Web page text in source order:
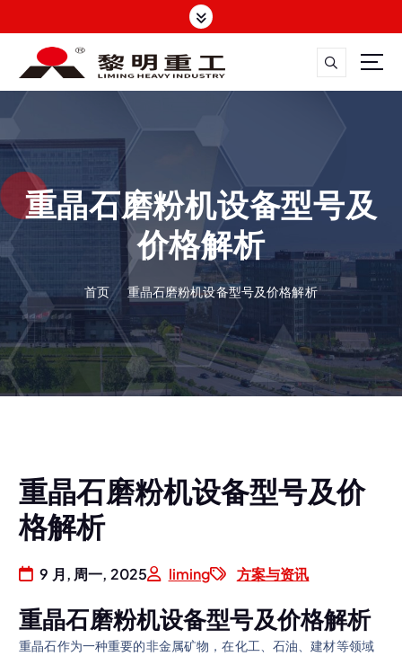
转
容 大修渣磨粉机，矿渣立磨
重晶石磨粉机设备型号及
价格解析
首页 重晶石磨粉机设备型号及价格解析
重晶石磨粉机设备型号及价
格解析
9 月, 周一, 2025 liming 方案与资讯
重晶石磨粉机设备型号及价格解析
重晶石作为一种重要的非金属矿物，在化工、石油、建材等领域